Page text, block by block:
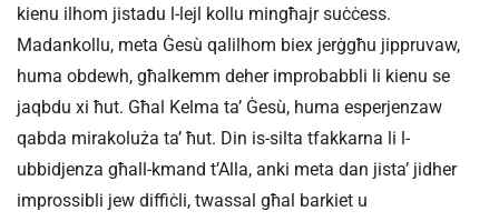
kienu ilhom jistadu l-lejl kollu mingħajr suċċess.
Madankollu, meta Ġesù qalilhom biex jerġgħu jippruvaw,
huma obdewh, għalkemm deher improbabbli li kienu se
jaqbdu xi ħut. Għal Kelma ta’ Ġesù, huma esperjenzaw
qabda mirakoluża taʼ ħut. Din is-silta tfakkarna li l-
ubbidjenza għall-kmand t’Alla, anki meta dan jista’ jidher
improssibli jew diffiċli, twassal għal barkiet u